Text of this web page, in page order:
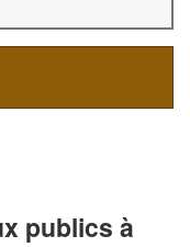
publics à